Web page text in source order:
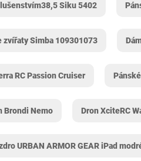
Siku 5402
zvířaty Simba 109301073
RC Passion Cruiser
Brondi Nemo Dron XciteRC
URBAN ARMOR GEAR iPad